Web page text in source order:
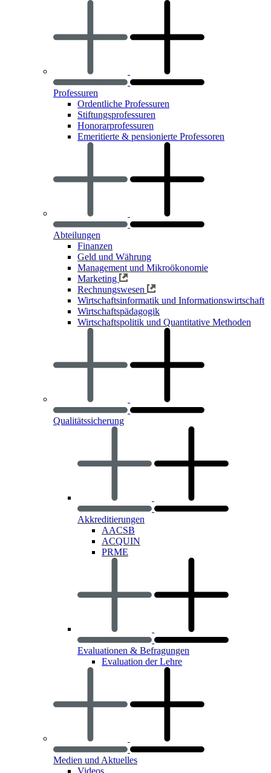
Professuren
Ordentliche Professuren
Stiftungsprofessuren
Honorarprofessuren
Emeritierte & pensionierte Professoren
Abteilungen
Finanzen
Geld und Währung
Management und Mikroökonomie
Marketing
Rechnungswesen
Wirtschaftsinformatik und Informationswirtschaft
Wirtschaftspädagogik
Wirtschaftspolitik und Quantitative Methoden
Qualitätssicherung
Akkreditierungen
AACSB
ACQUIN
PRME
Evaluationen & Befragungen
Evaluation der Lehre
Medien und Aktuelles
Videos